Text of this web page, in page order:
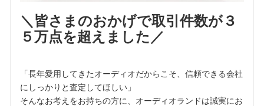
＼皆さまのおかげで取引件数が３
５万点を超えました／
「長年愛用してきたオーディオだからこそ、信頼できる会社
にしっかりと査定してほしい」
そんなお考えをお持ちの方に、オーディオランドは誠実にお